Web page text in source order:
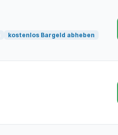
kostenlos Bargeld abheben